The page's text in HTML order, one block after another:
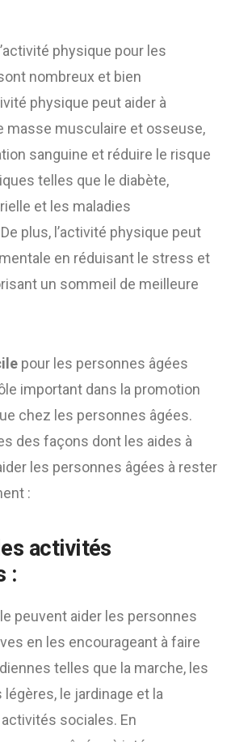
physique pour les
nombreux et bien
physique peut aider à
masse musculaire et osseuse,
sanguine et réduire le risque
telles que le diabète,
et les maladies
plus, l’activité physique peut
en réduisant le stress et
un sommeil de meilleure
pour les personnes âgées
important dans la promotion
chez les personnes âgées.
des façons dont les aides à
les personnes âgées à rester
:
activités
:
peuvent aider les personnes
en les encourageant à faire
telles que la marche, les
le jardinage et la
sociales. En